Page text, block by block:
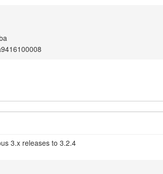
3.x releases to 3.2.4